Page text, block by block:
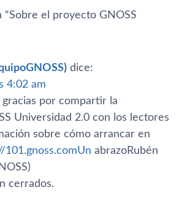
“Sobre el proyecto GNOSS
dice:
4:02 am
gracias por compartir la
Universidad 2.0 con los lectores
sobre cómo arrancar en
101.gnoss.comUn abrazoRubén
cerrados.